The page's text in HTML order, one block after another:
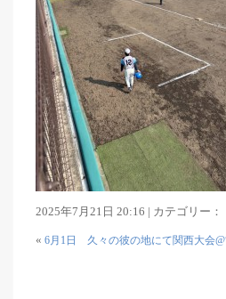
2025年7月21日 20:16 | カテゴリー：
« 6月1日 久々の彼の地にて関西大会